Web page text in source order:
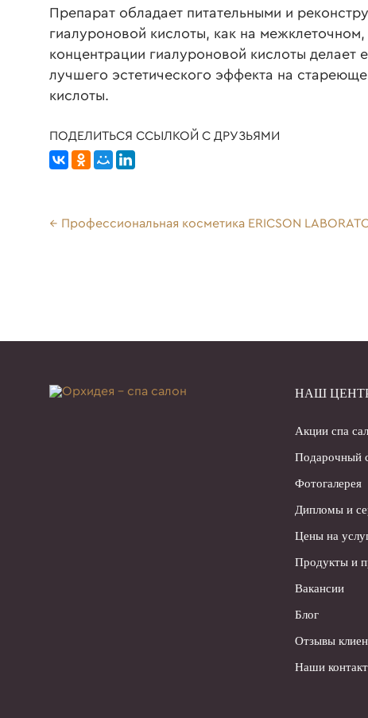
Препарат обладает питательными и
гиалуроновой кислоты, как на
концентрации гиалуроновой кислоты
лучшего эстетического эффекта на
кислоты.
ПОДЕЛИТЬСЯ ССЫЛКОЙ С ДРУЗЬЯМИ
Профессиональная косметика ERICSON
НАШ
Акции спа
Подарочный
Фотогалерея
Дипломы и
Цены на
Продукты и
Вакансии
Блог
Отзывы
Наши